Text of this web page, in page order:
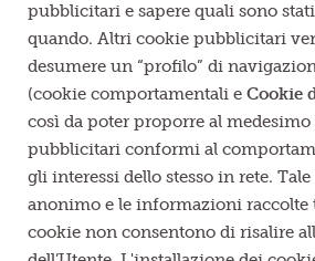
pubblicitari e sapere quali sono
quando. Altri cookie pubblicitari
desumere un “profilo” di
(cookie comportamentali e Cookie
così da poter proporre al medesimo
pubblicitari conformi al
gli interessi dello stesso in rete. Tale
anonimo e le informazioni raccolte
cookie non consentono di risalire